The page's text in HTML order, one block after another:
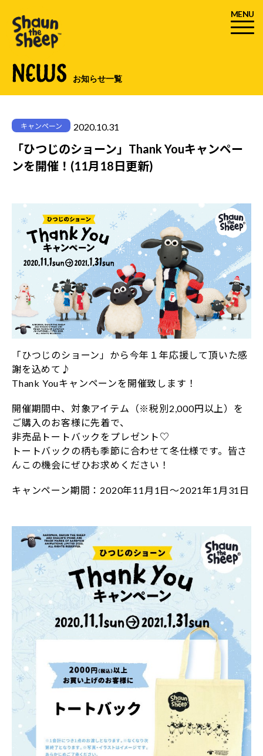
MENU
NEWS お知らせ一覧
キャンペーン 2020.10.31
「ひつじのショーン」Thank Youキャンペー
ンを開催！(11月18日更新)
「ひつじのショーン」から今年１年応援して頂いた感
謝を込めて♪
Thank Youキャンペーンを開催致します！
開催期間中、対象アイテム（※税別2,000円以上）を
ご購入のお客様に先着で、
非売品トートバックをプレゼント♡
トートバックの柄も季節に合わせて冬仕様です。皆さ
んこの機会にぜひお求めください！
キャンペーン期間：2020年11月1日～2021年1月31日